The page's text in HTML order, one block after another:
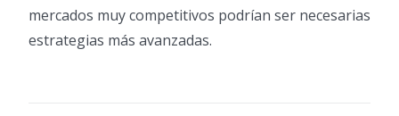
mercados muy competitivos podrían ser necesarias
estrategias más avanzadas.